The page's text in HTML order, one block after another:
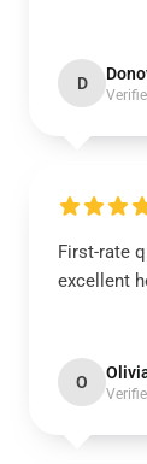
D
First-rate
excellent
O